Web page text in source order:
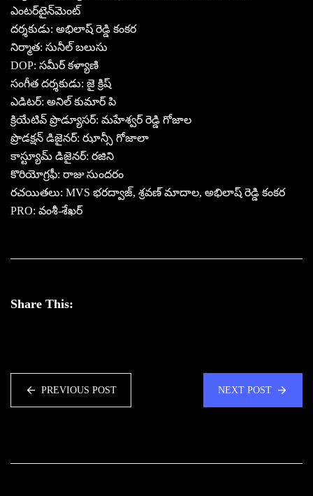
ఎంటర్‌టైన్‌మెంట్
దర్శకుడు: అభిలాష్ రెడ్డి కంకర
నిర్మాత: సునీల్ బలుసు
DOP: సమీర్ కళ్యాణి
సంగీత దర్శకుడు: జై క్రిష్
ఎడిటర్: అనిల్ కుమార్ పి
క్రియేటివ్ ప్రొడ్యూసర్: మహేశ్వర్ రెడ్డి గోజాల
ప్రొడక్షన్ డిజైనర్: ఝాన్సీ గోజాలా
కాస్ట్యూమ్ డిజైనర్: రజిని
కొరియోగ్రఫీ: రాజు సుందరం
రచయితలు: MVS భరద్వాజ్, శ్రవణ్ మాదాల, అభిలాష్ రెడ్డి కంకర
PRO: వంశీ-శేఖర్
Share This:
PREVIOUS POST NEXT POST